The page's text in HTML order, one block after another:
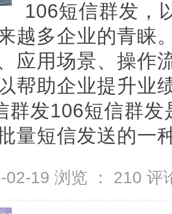
106短信群发，
越多企业的青睐
应用场景、操作
帮助企业提升业
群发106短信群
量短信发送的一
19 浏览 ： 210 评